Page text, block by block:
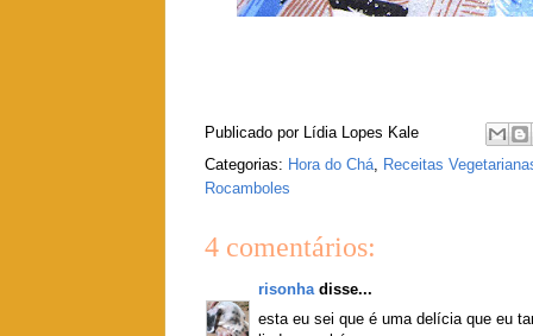
Publicado por Lídia Lopes Kale
Categorias: Hora do Chá, Receitas
Rocamboles
4 comentários:
risonhadisse...
esta eu sei que é uma delícia que eu